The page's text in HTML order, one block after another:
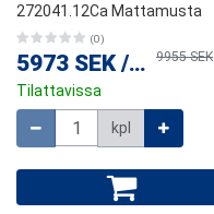
272041.12Ca Mattamusta
(0)
5973 SEK / kpl9955 SEK
Tilattavissa
kpl